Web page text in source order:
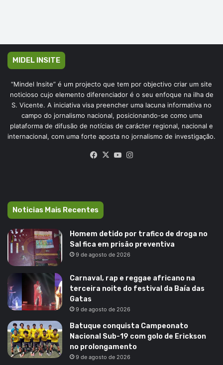
MIDEL INSITE
“Mindel Insite” é um projecto que tem por objectivo criar um site
noticioso cujo elemento diferenciador é o seu enfoque na ilha de
S. Vicente. A iniciativa visa preencher uma lacuna informativa no
campo do jornalismo nacional, posicionando-se como uma
plataforma de difusão de notícias de carácter regional, nacional e
internacional, com uma forte aposta no jornalismo de investigação.
Facebook
X YouTube
Noticias Mais Recentes
Homem detido por trafico de droga no
Sal fica em prisão preventiva
9 de agosto de 2026
Carnaval, rap e reggae africano na
terceira noite do festival da Baía das
Gatas
9 de agosto de 2026
Batuque conquista Campeonato
Nacional Sub-19 com golo de Erickson
no prolongamento
9 de agosto de 2026